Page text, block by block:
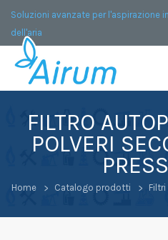
Soluzioni avanzate per l'aspirazione
dell'aria
FILTRO
POLVERI
Home Catalogo prodotti